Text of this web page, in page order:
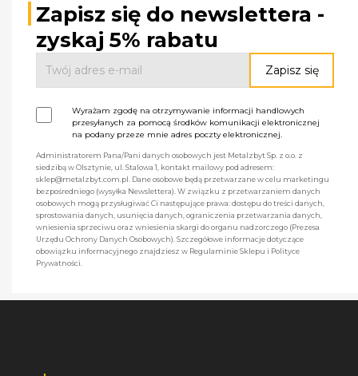
Zapisz się do newslettera -
zyskaj 5% rabatu
Wyrażam zgodę na otrzymywanie informacji handlowych
przesyłanych za pomocą środków komunikacji elektronicznej
na podany przeze mnie adres poczty elektronicznej.
Administratorem Pana/Pani danych osobowych jest Metalzbyt Sp. z o.o. z
siedzibą w Olsztynie, ul. Stalowa 1, kontakt mailowy pod adresem:
sklep@metalzbyt.com.pl. Dane osobowe będą przetwarzane w celu marketingu
bezpośredniego (wysyłka Newslettera). W związku z przetwarzaniem danych
osobowych mogą przysługiwać Ci następujące prawa: dostępu do treści danych,
sprostowania danych, usunięcia danych, ograniczenia przetwarzania danych,
wniesienia sprzeciwu oraz wniesienia skargi do organu nadzorczego (Prezesa
Urzędu Ochrony Danych Osobowych). Szczegółowe informacje dotyczące
obowiązku informacyjnego znajdziesz w Regulaminie Sklepu i Polityce
Prywatności.